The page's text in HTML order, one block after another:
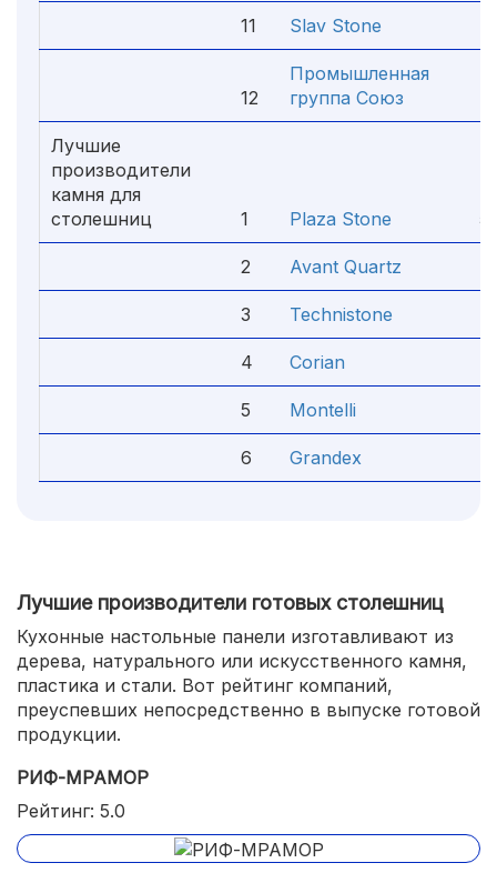
11 Slav Stone
12
Промышленная
группа Союз
Лучшие
производители
камня для
столешниц
1 Plaza Stone
2 Avant Quartz
3 Technistone
4 Corian
5 Montelli
6 Grandex
Лучшие производители готовых столешниц
Кухонные настольные панели изготавливают из
дерева, натурального или искусственного камня,
пластика и стали. Вот рейтинг компаний,
преуспевших непосредственно в выпуске готовой
продукции.
РИФ-МРАМОР
Рейтинг: 5.0